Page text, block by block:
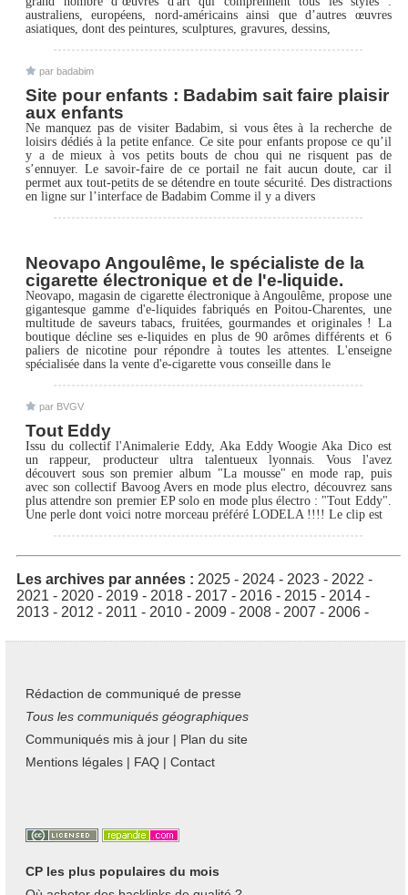
australiens, européens, nord-américains ainsi que d’autres œuvres
asiatiques, dont des peintures, sculptures, gravures, dessins,
par badabim
Site pour enfants : Badabim sait faire plaisir
aux enfants
Ne manquez pas de visiter Badabim, si vous êtes à la recherche de
loisirs dédiés à la petite enfance. Ce site pour enfants propose ce qu’il
y a de mieux à vos petits bouts de chou qui ne risquent pas de
s’ennuyer. Le savoir-faire de ce portail ne fait aucun doute, car il
permet aux tout-petits de se détendre en toute sécurité. Des distractions
en ligne sur l’interface de Badabim Comme il y a divers
Neovapo Angoulême, le spécialiste de la
cigarette électronique et de l'e-liquide.
Neovapo, magasin de cigarette électronique à Angoulême, propose une
gigantesque gamme d'e-liquides fabriqués en Poitou-Charentes, une
multitude de saveurs tabacs, fruitées, gourmandes et originales ! La
boutique décline ses e-liquides en plus de 90 arômes différents et 6
paliers de nicotine pour répondre à toutes les attentes. L'enseigne
spécialisée dans la vente d'e-cigarette vous conseille dans le
par BVGV
Tout Eddy
Issu du collectif l'Animalerie Eddy, Aka Eddy Woogie Aka Dico est
un rappeur, producteur ultra talentueux lyonnais. Vous l'avez
découvert sous son premier album "La mousse" en mode rap, puis
avec son collectif Bavoog Avers en mode plus electro, découvrez sans
plus attendre son premier EP solo en mode plus électro : "Tout Eddy".
Une perle dont voici notre morceau préféré LODELA !!!! Le clip est
Les archives par années : 2025 - 2024 - 2023 - 2022 -
2021 - 2020 - 2019 - 2018 - 2017 - 2016 - 2015 - 2014 -
2013 - 2012 - 2011 - 2010 - 2009 - 2008 - 2007 - 2006 -
Rédaction de communiqué de presse
Tous les communiqués géographiques
Communiqués mis à jour | Plan du site
Mentions légales | FAQ | Contact
CP les plus populaires du mois